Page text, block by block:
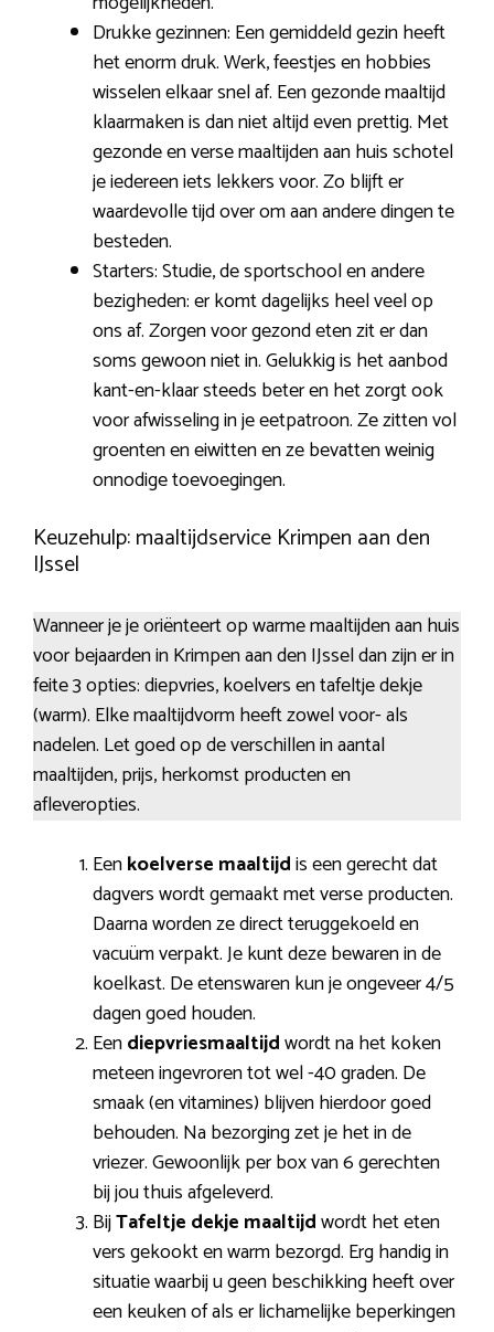
Drukke gezinnen: Een gemiddeld gezin heeft
het enorm druk. Werk, feestjes en hobbies
wisselen elkaar snel af. Een gezonde maaltijd
klaarmaken is dan niet altijd even prettig. Met
gezonde en verse maaltijden aan huis schotel
je iedereen iets lekkers voor. Zo blijft er
waardevolle tijd over om aan andere dingen te
besteden.
Starters: Studie, de sportschool en andere
bezigheden: er komt dagelijks heel veel op
ons af. Zorgen voor gezond eten zit er dan
soms gewoon niet in. Gelukkig is het aanbod
kant-en-klaar steeds beter en het zorgt ook
voor afwisseling in je eetpatroon. Ze zitten vol
groenten en eiwitten en ze bevatten weinig
onnodige toevoegingen.
Keuzehulp: maaltijdservice Krimpen aan den
IJssel
Wanneer je je oriënteert op warme maaltijden aan huis
voor bejaarden in Krimpen aan den IJssel dan zijn er in
feite 3 opties: diepvries, koelvers en tafeltje dekje
(warm). Elke maaltijdvorm heeft zowel voor- als
nadelen. Let goed op de verschillen in aantal
maaltijden, prijs, herkomst producten en
afleveropties.
Eenkoelverse maaltijdis een gerecht dat
dagvers wordt gemaakt met verse producten.
Daarna worden ze direct teruggekoeld en
vacuüm verpakt. Je kunt deze bewaren in de
koelkast. De etenswaren kun je ongeveer 4/5
dagen goed houden.
Eendiepvriesmaaltijdwordt na het koken
meteen ingevroren tot wel -40 graden. De
smaak (en vitamines) blijven hierdoor goed
behouden. Na bezorging zet je het in de
vriezer. Gewoonlijk per box van 6 gerechten
bij jou thuis afgeleverd.
BijTafeltje dekje maaltijdwordt het eten
vers gekookt en warm bezorgd. Erg handig in
situatie waarbij u geen beschikking heeft over
een keuken of als er lichamelijke beperkingen